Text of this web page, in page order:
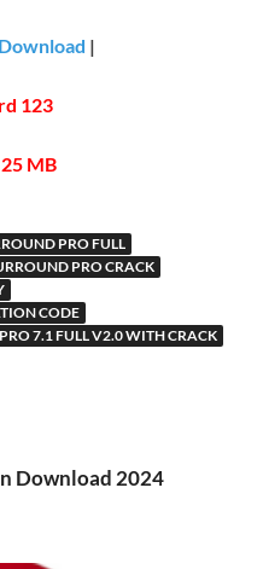
Download |
123
MB
PRO FULL
PRO CRACK
CODE
7.1 FULL V2.0 WITH CRACK
Download 2024